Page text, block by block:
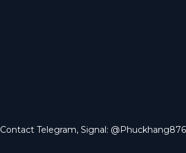
Contact Telegram, Signal: @Phuckhang876